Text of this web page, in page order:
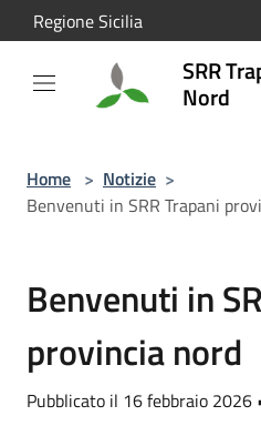
Salta al contenuto principale
Regione Sicilia
SRR
Nord
Home > Notizie >
Benvenuti in SRR Trapani
Benvenuti in
provincia nord
Pubblicato il 16 febbraio 2026